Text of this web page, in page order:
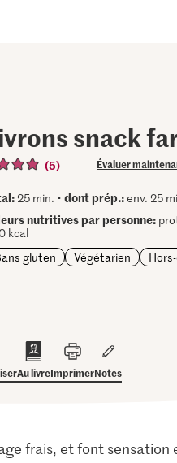
snack
(5) Évaluer
25 min. •dont prép.:env. 25
nutritives par personne:
kcal
gluten
Végétarien
Au livreImprimerNotes
frais, et font sensation